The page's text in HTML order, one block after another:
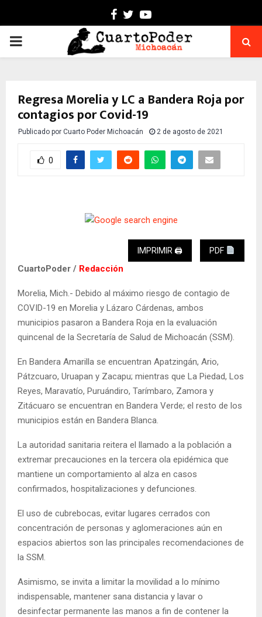
Facebook
TwitterYoutube
PRIMARY
Regresa Morelia y LC a Bandera Roja por
contagios por Covid-19
Publicado por Cuarto Poder Michoacán 2 de agosto de 2021
0
IMPRIMIR 🖨 PDF
CuartoPoder / Redacción
Morelia, Mich.- Debido al máximo riesgo de contagio de
COVID-19 en Morelia y Lázaro Cárdenas, ambos
municipios pasaron a Bandera Roja en la evaluación
quincenal de la Secretaría de Salud de Michoacán (SSM).
En Bandera Amarilla se encuentran Apatzingán, Ario,
Pátzcuaro, Uruapan y Zacapu; mientras que La Piedad, Los
Reyes, Maravatío, Puruándiro, Tarímbaro, Zamora y
Zitácuaro se encuentran en Bandera Verde; el resto de los
municipios están en Bandera Blanca.
La autoridad sanitaria reitera el llamado a la población a
extremar precauciones en la tercera ola epidémica que
mantiene un comportamiento al alza en casos
confirmados, hospitalizaciones y defunciones.
El uso de cubrebocas, evitar lugares cerrados con
concentración de personas y aglomeraciones aún en
espacios abiertos son las principales recomendaciones de
la SSM.
Asimismo, se invita a limitar la movilidad a lo mínimo
indispensable, mantener sana distancia y lavar o
desinfectar permanente las manos a fin de contener la